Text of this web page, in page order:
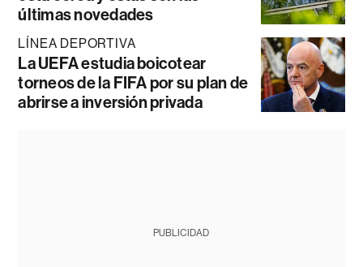
últimas novedades
LÍNEA DEPORTIVA
La UEFA estudia boicotear
torneos de la FIFA por su plan de
abrirse a inversión privada
PUBLICIDAD